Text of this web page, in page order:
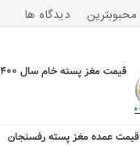
محبوبترین
دیدگاه ها
قیمت مغز پسته خام سال ۱۴۰۰
قیمت عمده مغز پسته رفسنجان